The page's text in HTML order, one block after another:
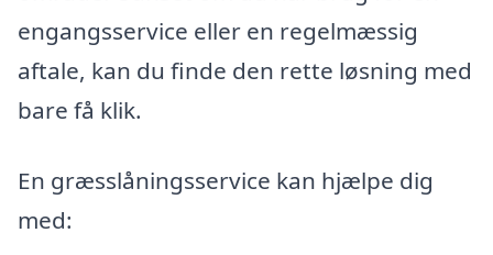
engangsservice eller en regelmæssig
aftale, kan du finde den rette løsning med
bare få klik.
En græsslåningsservice kan hjælpe dig
med: